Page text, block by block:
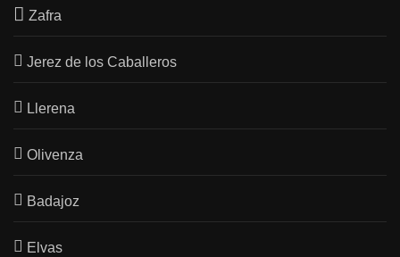
Zafra
Jerez de los Caballeros
Llerena
Olivenza
Badajoz
Elvas